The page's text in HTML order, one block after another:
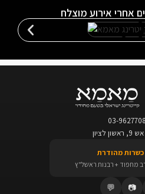
אחרי אירוע מוצלח
03-9627708
לציון
כשרות מהודרת
מחפוד + רבנות ראשל"ץ
📷
💬